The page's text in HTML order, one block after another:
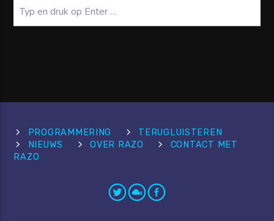
PROGRAMMERING
TERUGLUISTEREN
NIEUWS
OVER RAZO
CONTACT MET
RAZO